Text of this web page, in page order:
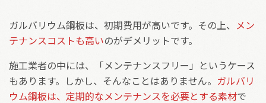
ガルバリウム鋼板は、初期費用が高いです。その上、
メン
テナンスコストも高いのがデメリットです。
施工業者の中には、「メンテナンスフリー」というケース
もあります。しかし、そんなことはありません。
ガルバリ
ウム鋼板は、定期的なメンテナンスを必要とする素材で